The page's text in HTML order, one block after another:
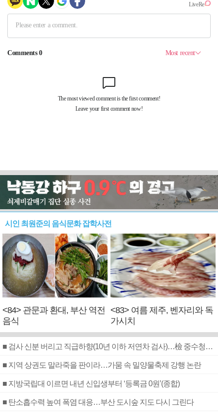
시인 최원준의 음식문화 잡학사전
<84> 관문과 환대, 부산 역전
음식
<83> 여름 제주, 벤자리와 독
가시치
■ 검사 신분 버리고 직급하향(10년 이하 저연차 검사)…檢 중수청행 기피
■ 지역 상권도 말라죽을 판이라…가뭄 속 밀양물축제 강행 논란
■ 지방국립대 이르면 내년 신입생부터 ‘등록금 0원’(종합)
■ 탄소흡수력 높여 폭염 대응…부산 도시숲 지도 다시 그린다